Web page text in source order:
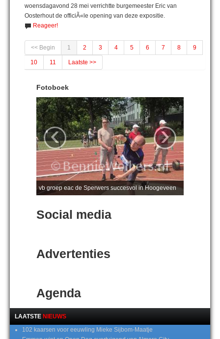
woensdagavond 28 mei verrichtte burgemeester Eric van
Oosterhout de officiÃ«le opening van deze expositie.
Reageer!
<< Begin 1 2 3 4 5 6 7 8 9
10 11 Laatste >>
Fotoboek
vb groep eac de Sperwers succesvol in Hoogeveen
‹ ›
Social media
Advertenties
Agenda
LAATSTE NIEUWS
102 kaarsen voor eeuwling Mieke Sijbom-Maatje